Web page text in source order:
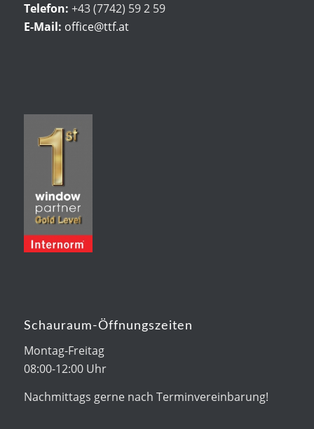
Telefon: +43 (7742) 59 2 59
E-Mail: office@ttf.at
Schauraum-Öffnungszeiten
Montag-Freitag
08:00-12:00 Uhr
Nachmittags gerne nach Terminvereinbarung!